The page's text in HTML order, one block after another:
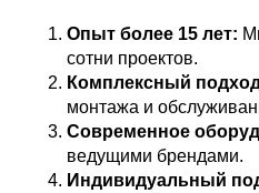
Опыт более 15 лет:
сотни проектов.
Комплексный
монтажа и
Современное
ведущими брендами.
Индивидуальный